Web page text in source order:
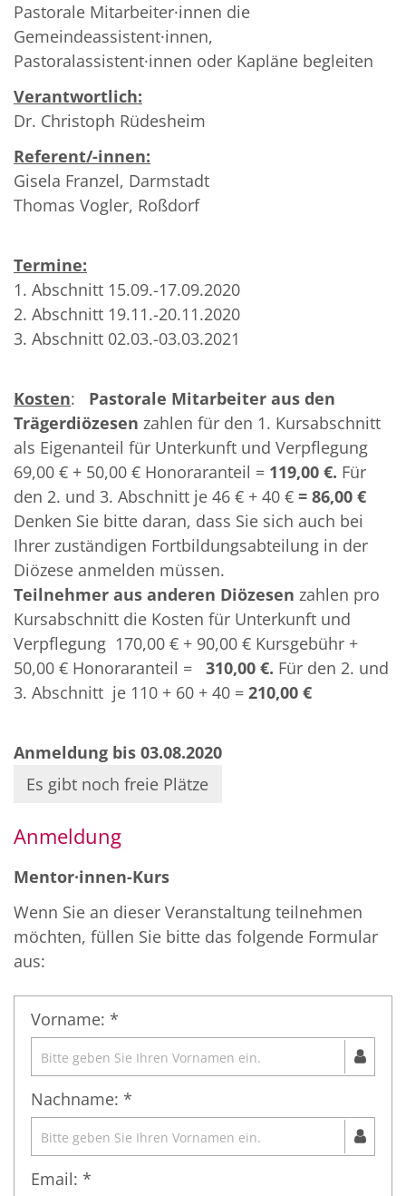
Pastorale Mitarbeiter·innen die
Gemeindeassistent·innen,
Pastoralassistent·innen oder Kapläne begleiten
Verantwortlich:
Dr. Christoph Rüdesheim
Referent/-innen:
Gisela Franzel, Darmstadt
Thomas Vogler, Roßdorf
Termine:
1. Abschnitt 15.09.-17.09.2020
2. Abschnitt 19.11.-20.11.2020
3. Abschnitt 02.03.-03.03.2021
Kosten: Pastorale Mitarbeiter aus den
Trägerdiözesen zahlen für den 1. Kursabschnitt
als Eigenanteil für Unterkunft und Verpflegung
69,00 € + 50,00 € Honoraranteil = 119,00 €. Für
den 2. und 3. Abschnitt je 46 € + 40 € = 86,00 €
Denken Sie bitte daran, dass Sie sich auch bei
Ihrer zuständigen Fortbildungsabteilung in der
Diözese anmelden müssen.
Teilnehmer aus anderen Diözesen zahlen pro
Kursabschnitt die Kosten für Unterkunft und
Verpflegung 170,00 € + 90,00 € Kursgebühr +
50,00 € Honoraranteil = 310,00 €. Für den 2. und
3. Abschnitt je 110 + 60 + 40 = 210,00 €
Anmeldung bis 03.08.2020
Es gibt noch freie Plätze
Anmeldung
Mentor∙innen-Kurs
Wenn Sie an dieser Veranstaltung teilnehmen
möchten, füllen Sie bitte das folgende Formular
aus:
Vorname: *
Nachname: *
Email: *